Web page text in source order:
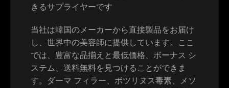
きるサプライヤーです
当社は韓国のメーカーから直接製品をお届け
し、世界中の美容師に提供しています。ここ
では、豊富な品揃えと最低価格、ボーナス シ
ステム、送料無料を見つけることができま
す。ダーマ フィラー、ボツリヌス毒素、メソ